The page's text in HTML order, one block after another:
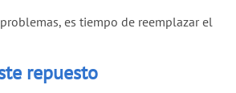
es tiempo de reemplazar el
repuesto